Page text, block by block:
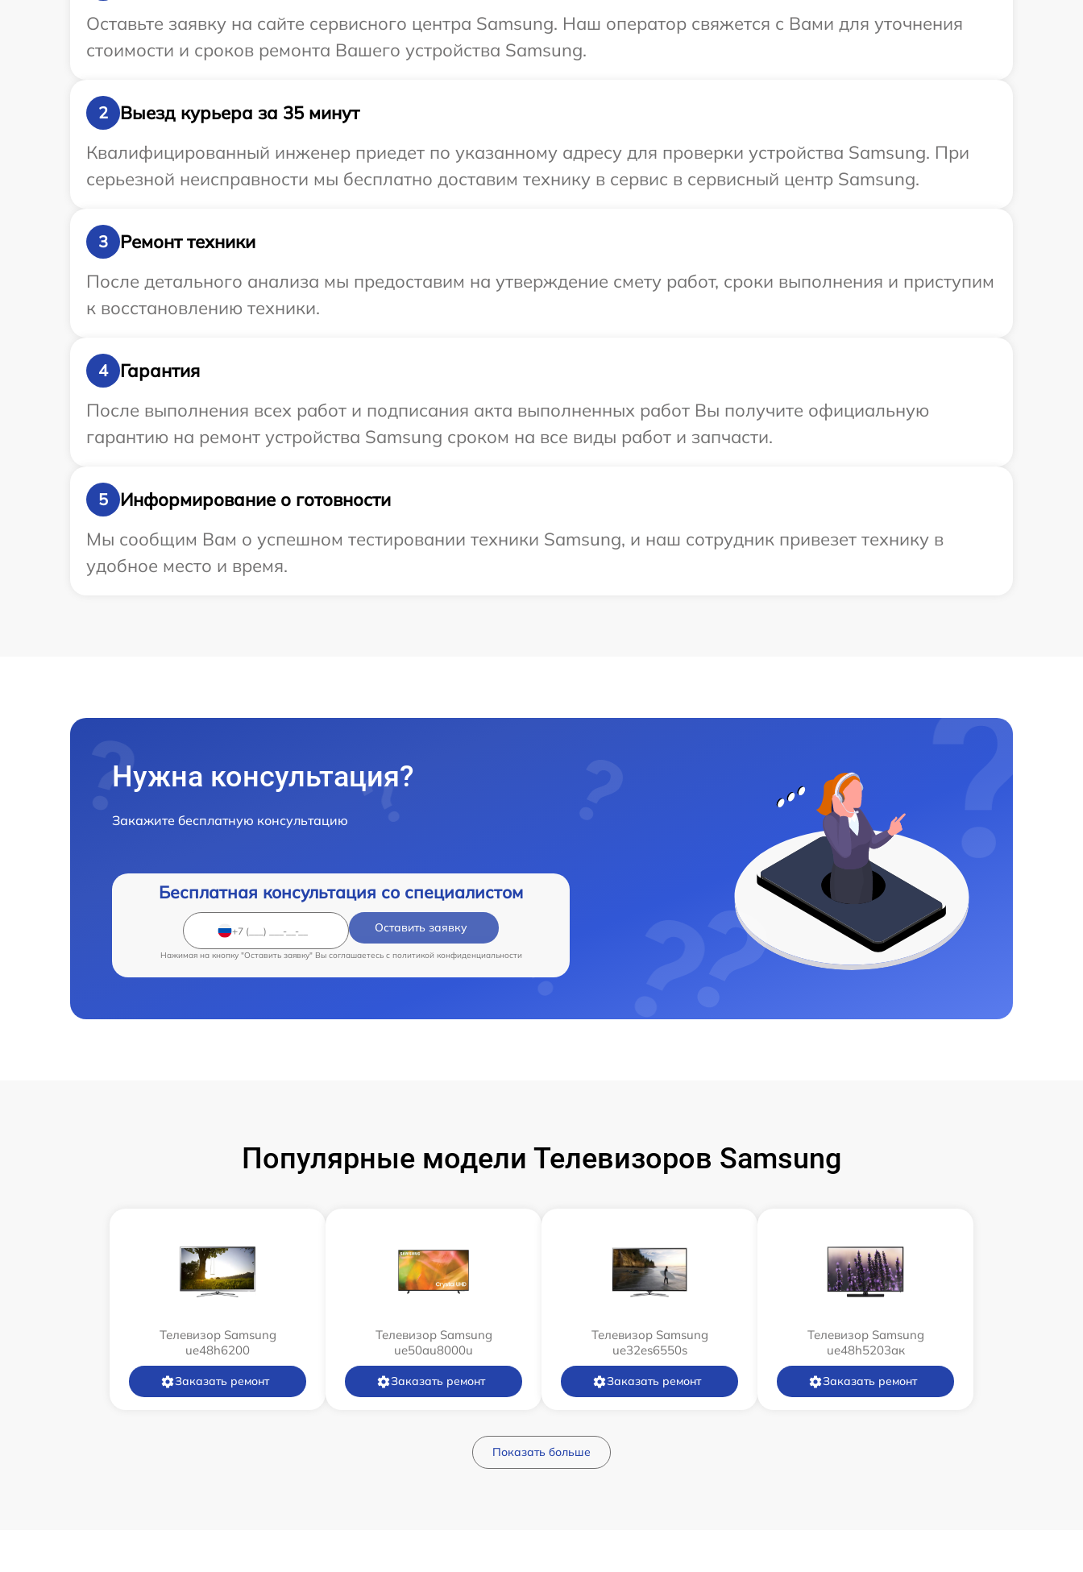
Оставьте заявку на сайте сервисного центра Samsung. Наш оператор свяжется с Вами для уточнения
стоимости и сроков ремонта Вашего устройства Samsung.
2
Выезд курьера за 35 минут
Квалифицированный инженер приедет по указанному адресу для проверки устройства Samsung. При
серьезной неисправности мы бесплатно доставим технику в сервис в сервисный центр Samsung.
3
Ремонт техники
После детального анализа мы предоставим на утверждение смету работ, сроки выполнения и приступим
к восстановлению техники.
4
Гарантия
После выполнения всех работ и подписания акта выполненных работ Вы получите официальную
гарантию на ремонт устройства Samsung сроком на все виды работ и запчасти.
5
Информирование о готовности
Мы сообщим Вам о успешном тестировании техники Samsung, и наш сотрудник привезет технику в
удобное место и время.
Нужна консультация?
Закажите бесплатную консультацию
Бесплатная консультация со специалистом
Оставить заявку
Нажимая на кнопку "Оставить заявку" Вы соглашаетесь c политикой конфиденциальности
Популярные модели Телевизоров Samsung
Телевизор Samsung
ue48h6200
Заказать ремонт
Телевизор Samsung
ue50au8000u
Заказать ремонт
Телевизор Samsung
ue32es6550s
Заказать ремонт
Телевизор Samsung
ue48h5203aк
Заказать ремонт
Показать больше